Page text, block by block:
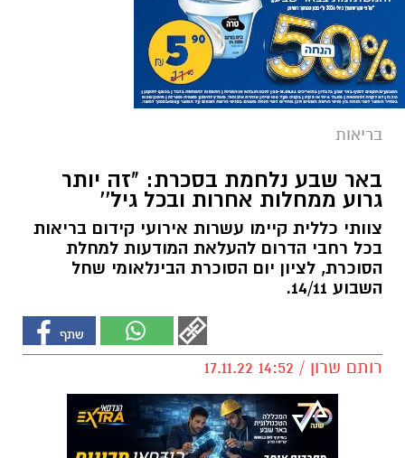
בריאות
באר שבע נלחמת בסכרת: "זה יותר
גרוע ממחלות אחרות ובכל גיל''
צוותי כללית קיימו עשרות אירועי קידום בריאות
בכל רחבי הדרום להעלאת המודעות למחלת
הסוכרת, לציון יום הסוכרת הבינלאומי שחל
השבוע 14/11.
רותם שרון / 14:52 17.11.22